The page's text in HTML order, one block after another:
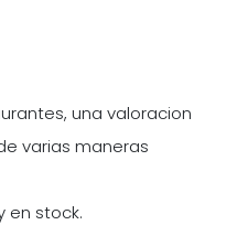
una valoracion
varias maneras
en stock.